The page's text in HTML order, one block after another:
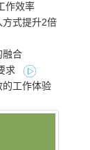
作效率
式提升2倍
融合
求
工作体验